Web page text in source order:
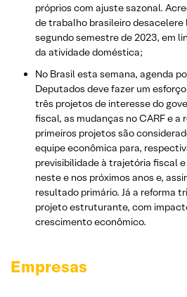
próprios com ajuste sazonal.
de trabalho brasileiro
segundo semestre de 2023, em
da atividade doméstica;
No Brasil esta semana, agenda
Deputados deve fazer um
três projetos de interesse do
fiscal, as mudanças no CARF e a
primeiros projetos são
equipe econômica para,
previsibilidade à trajetória fiscal
neste e nos próximos anos e,
resultado primário. Já a reforma
projeto estruturante, com
crescimento econômico.
Empresas